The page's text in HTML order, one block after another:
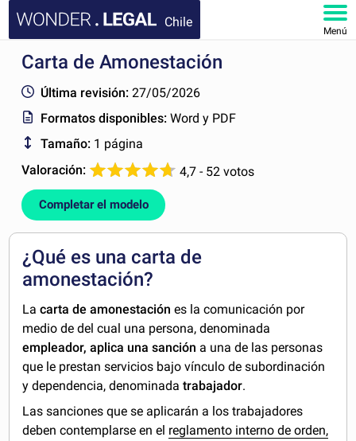
Chile
Menú
INICIO
DOCUMENTOS
FAQ
Carta de Amonestación
Última revisión: 27/05/2026
Formatos disponibles:Word y PDF
Tamaño: 1 página
Valoración:
4,7 - 52 votos
Completar el modelo
¿Qué es una carta de
amonestación?
Lacarta de amonestación es la comunicación por
medio de del cual una persona, denominada
empleador, aplica una sanción a una de las personas
que le prestan servicios bajo vínculo de subordinación
y dependencia, denominadatrabajador.
Las sanciones que se aplicarán a los trabajadores
deben contemplarse en el reglamento interno de orden,